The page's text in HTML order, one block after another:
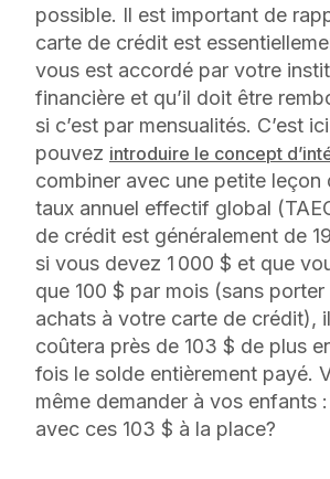
possible. Il est important de
carte de crédit est
vous est accordé par votre
financière et qu’il doit être
si c’est par mensualités. C’est
pouvez introduire le concept
combiner avec une petite leçon
taux annuel effectif global
de crédit est généralement de
si vous devez 1 000 $ et que
que 100 $ par mois (sans porter
achats à votre carte de crédit),
coûtera près de 103 $ de plus
fois le solde entièrement payé.
même demander à vos enfants
avec ces 103 $ à la place?